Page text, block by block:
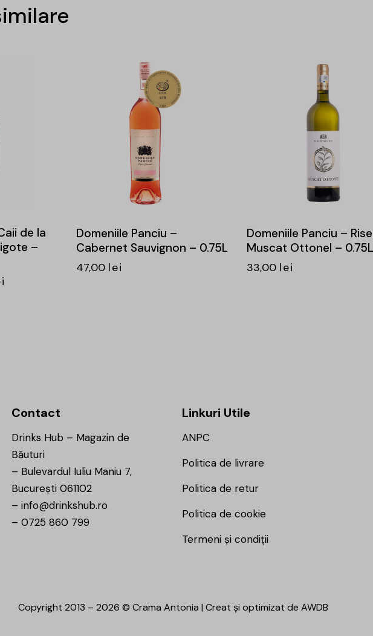
de la
–
Domeniile Panciu –
Cabernet Sauvignon – 0.75L
47,00 lei
Domeniile Panciu –
Muscat Ottonel – 0.75L
33,00 lei
Contact
Drinks Hub – Magazin de
Băuturi
– Bulevardul Iuliu Maniu 7,
București 061102
– info@drinkshub.ro
– 0725 860 799
Linkuri Utile
ANPC
Politica de livrare
Politica de retur
Politica de cookie
Termeni și condiții
Copyright 2013 – 2026 © Crama Antonia | Creat și optimizat de AWDB